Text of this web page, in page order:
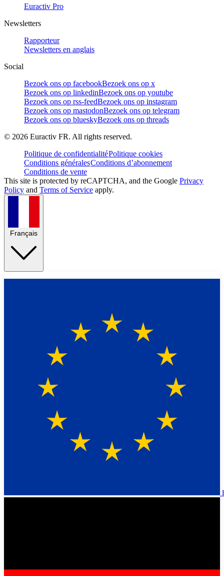
Euractiv Pro
Newsletters
Rapporteur
Newsletters en anglais
Social
Bezoek ons op facebookBezoek ons op x
Bezoek ons op linkedinBezoek ons op youtube
Bezoek ons op rss-feedBezoek ons op instagram
Bezoek ons op mastodonBezoek ons op telegram
Bezoek ons op blueskyBezoek ons op threads
© 2026 Euractiv FR. All rights reserved.
Politique de confidentialitéPolitique cookies
Conditions généralesConditions d’abonnement
Conditions de vente
This site is protected by reCAPTCHA, and the Google Privacy
Policy and Terms of Service apply.
Français